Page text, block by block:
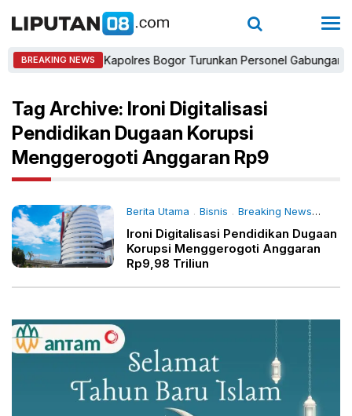
BREAKING NEWSKapolres Bogor Turunkan Personel Gabungan dan
Tag Archive: Ironi Digitalisasi
Pendidikan Dugaan Korupsi
Menggerogoti Anggaran Rp9
Berita Utama . Bisnis . Breaking News .
Ironi Digitalisasi Pendidikan Dugaan
Korupsi Menggerogoti Anggaran
Rp9,98 Triliun